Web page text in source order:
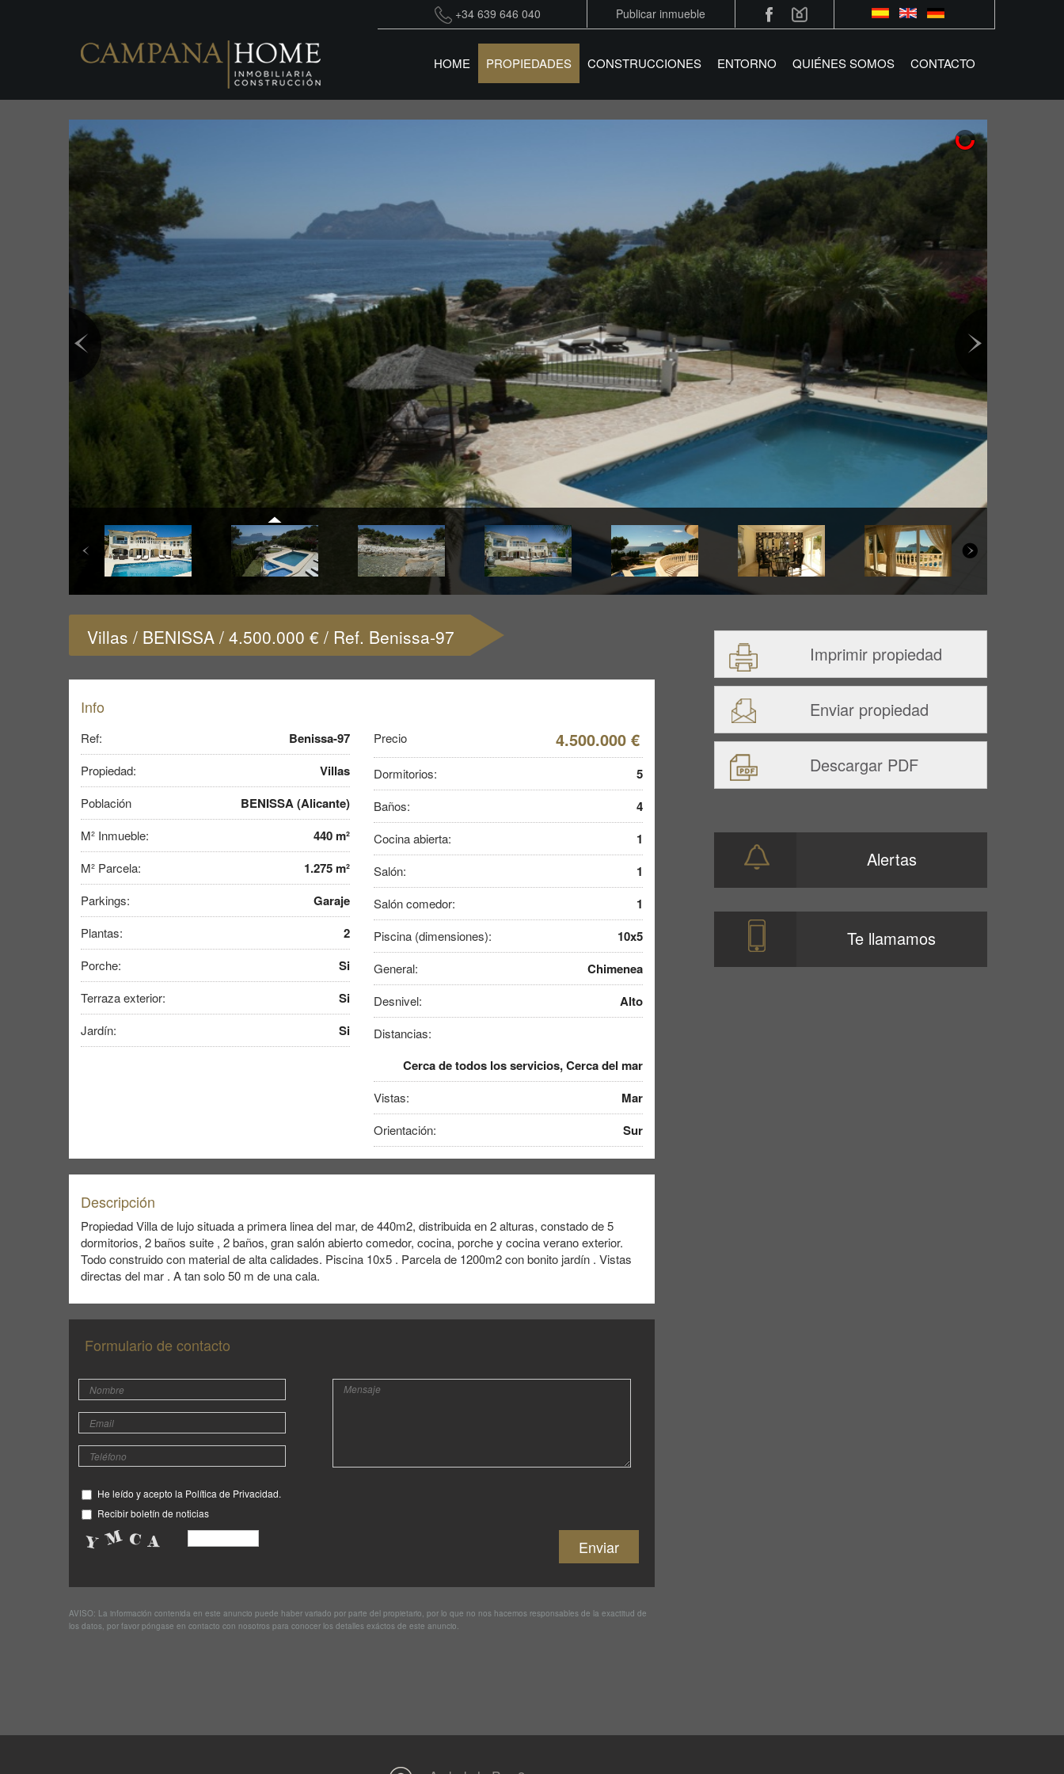
+34 639 646 040 Publicar inmueble
HOME PROPIEDADES CONSTRUCCIONES ENTORNO QUIÉNES SOMOS CONTACTO
Villas / BENISSA / 4.500.000 € / Ref. Benissa-97
Info
Ref: Benissa-97
Propiedad: Villas
Población BENISSA (Alicante)
M² Inmueble: 440 m²
M² Parcela: 1.275 m²
Parkings: Garaje
Plantas: 2
Porche: Si
Terraza exterior: Si
Jardín: Si
Precio 4.500.000 €
Dormitorios: 5
Baños: 4
Cocina abierta: 1
Salón: 1
Salón comedor: 1
Piscina (dimensiones): 10x5
General: Chimenea
Desnivel: Alto
Distancias:
Cerca de todos los servicios, Cerca del mar
Vistas: Mar
Orientación: Sur
Descripción
Propiedad Villa de lujo situada a primera linea del mar, de 440m2, distribuida en 2 alturas, constado de 5
dormitorios, 2 baños suite , 2 baños, gran salón abierto comedor, cocina, porche y cocina verano exterior.
Todo construido con material de alta calidades. Piscina 10x5 . Parcela de 1200m2 con bonito jardín . Vistas
directas del mar . A tan solo 50 m de una cala.
Formulario de contacto
He leído y acepto la Política de Privacidad.
Recibir boletín de noticias
AVISO: La información contenida en este anuncio puede haber variado por parte del propietario, por lo que no nos hacemos responsables de la exactitud de
los datos, por favor póngase en contacto con nosotros para conocer los detalles exáctos de este anuncio.
Imprimir propiedad
Enviar propiedad
Descargar PDF
Alertas
Te llamamos